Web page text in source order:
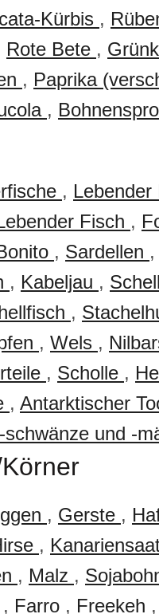
Kürbis ,
Rote Bete ,
, Paprika
,
, Lebender
Fisch ,
, Sardellen ,
, Kabeljau ,
,
, Wels ,
, Scholle ,
, Antarktischer
und -
, Gerste ,
,
, Malz ,
, Farro , Freekeh ,